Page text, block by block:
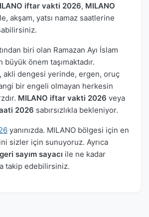
iftar vakti 2026, MILANO
akşam, yatsı namaz saatlerine
biri olan Ramazan Ayı İslam
büyük önem taşımaktadır.
akli dengesi yerinde, ergen, oruç
bir engeli olmayan herkesin
MILANO iftar vakti 2026 veya
2026 sabırsızlıkla bekleniyor.
yanınızda. MILANO bölgesi için en
sizler için sunuyoruz. Ayrıca
sayım sayacı ile ne kadar
takip edebilirsiniz.